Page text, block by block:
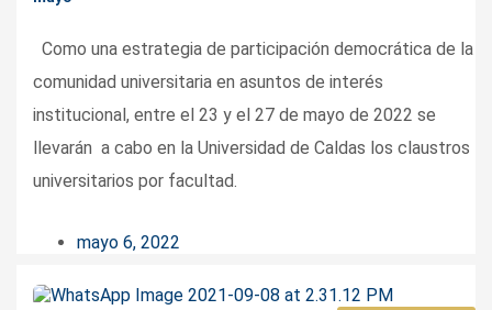
Como una estrategia de participación democrática de la
comunidad universitaria en asuntos de interés
institucional, entre el 23 y el 27 de mayo de 2022 se
llevarán a cabo en la Universidad de Caldas los claustros
universitarios por facultad.
mayo 6, 2022